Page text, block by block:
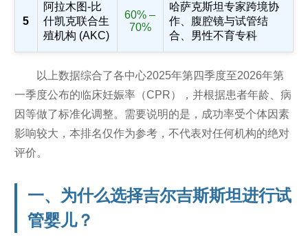
5
阿拉木图-比
什凯克联合生
殖机构 (AKC)
60% –
70%
哈萨克斯坦专家跨境协
作、腹腔镜与试管结
合、男性不育专科
以上数据综合了各中心2025年第四季度至2026年第
一季度公布的临床妊娠率（CPR），并根据患者年龄、病
因等做了标准化调整。需要说明的是，成功率受个体因素
影响较大，本排名仅作为参考，不代表对任何机构的绝对
评价。
一、为什么选择吉尔吉斯斯坦进行试
管婴儿？